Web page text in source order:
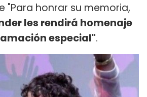
"Para honrar su memoria,
les rendirá homenaje
especial".